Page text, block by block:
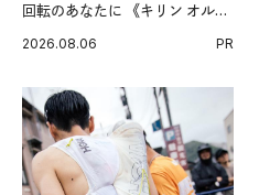
回転のあなたに 《キリン オルニ
2026.08.06 PR